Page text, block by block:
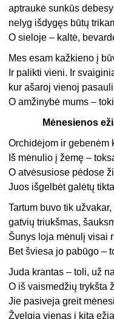
aptraukė sunkūs
nelyg išdygęs būtų
O sieloje – kaltė,
Mes esam kažkieno į
Ir palikti vieni. Ir
kur ašaroj vienoj
O amžinybė mums –
Mėnesienos
Orchidėjom ir gebenėm
Iš mėnulio į žemę –
O atvėsusiose pėdose
Juos išgelbėt galėtų
Tartum buvo tik
gatvių triukšmas,
Šunys loja mėnulį visai
Bet šviesa jo pabūgo –
Juda krantas – toli, už
O iš vaismedžių trykšta
Jie pasiveja greit
Žvelgia vienas į kitą